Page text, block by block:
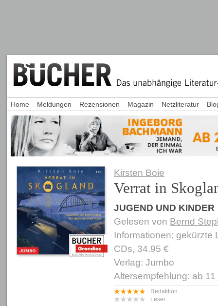
Kirsten Boie
Verrat in
JUGEND UND KINDER
Gelesen von Bernd
Informationen: gekürzte
CDs, 34.95 €
Verlag: Jumbo
Altersempfehlung: ab 11
Redaktion
Leser
Home Meldungen Rezensionen Magazin Netzliteratur